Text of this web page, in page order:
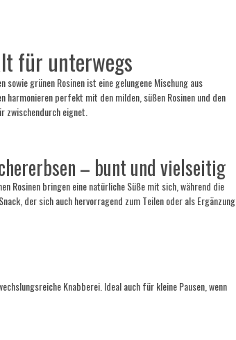
für unterwegs
grünen Rosinen ist eine gelungene Mischung aus
perfekt mit den milden, süßen Rosinen und den
zwischendurch eignet.
– bunt und vielseitig
Rosinen bringen eine natürliche Süße mit sich, während die
der sich auch hervorragend zum Teilen oder als Ergänzung
Knabberei. Ideal auch für kleine Pausen, wenn